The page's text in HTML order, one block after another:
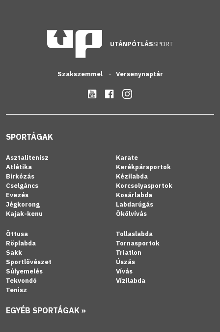
UTÁNPÓTLÁSSPORT
Szakszemmel Versenynaptár
SPORTÁGAK
Asztalitenisz
Atlétika
Birkózás
Cselgáncs
Evezés
Jégkorong
Kajak-kenu
Karate
Kerékpársportok
Kézilabda
Korcsolyasportok
Kosárlabda
Labdarúgás
Ökölvívás
Öttusa
Röplabda
Sakk
Sportlövészet
Súlyemelés
Tekvondó
Tenisz
Tollaslabda
Tornasportok
Triatlon
Úszás
Vívás
Vízilabda
EGYÉB SPORTÁGAK »